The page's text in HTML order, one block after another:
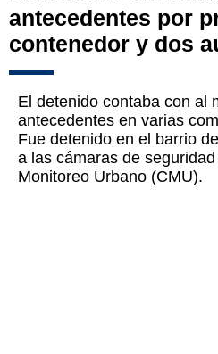
antecedentes por
contenedor y dos
El detenido contaba con al
antecedentes en varias
Fue detenido en el barrio
a las cámaras de
Monitoreo Urbano (CMU).